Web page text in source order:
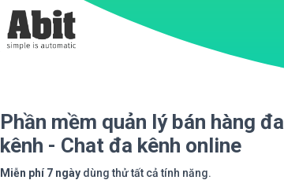
Phần mềm quản lý bán hàng đa
kênh - Chat đa kênh online
Miễn phí 7 ngày dùng thử tất cả tính năng.